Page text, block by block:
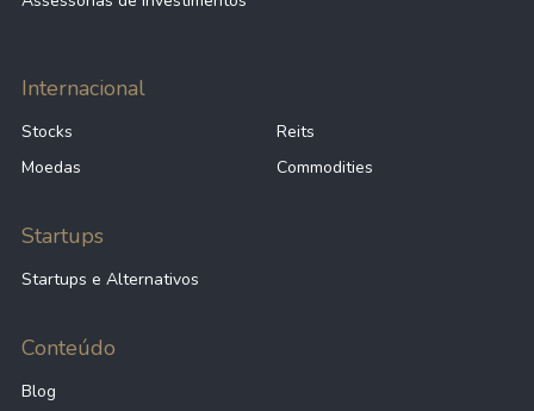
Internacional
Stocks
Reits
Moedas
Commodities
Startups
Startups e Alternativos
Conteúdo
Blog